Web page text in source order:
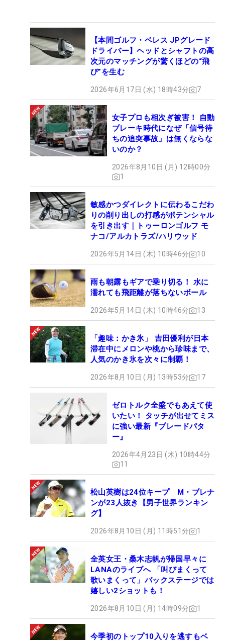
【本間ゴルフ・ベレス JPグレード
ドライバー】ヘッドとシャフトの高
次元のマッチングが驚くほどの“飛
び”を生む
2026年6月17日 (水) 18時43分 7
女子プロも相次ぎ被害！ 自動
ブレーキ時代になぜ「信号待
ちの追突事故」は無くならな
いのか？
2026年8月10日 (月) 12時00分
1
敏感かつダイレクトに伝わるこだわ
りの削り出しの打感がポテンシャル
を引き出す｜トゥーロンゴルフ モ
ナコ/アルカトラズ/ハリウッド
2026年5月14日 (木) 10時46分 10
雨も朝露もギアで乗り切る！ 水に
濡れても飛距離が落ちないボール
2026年5月14日 (木) 10時46分 13
「趣味：かき氷」 吉田優利が日本
滞在中にメロンや桃から珍味まで、
人気のかき氷を次々に制覇！
2026年8月10日 (月) 13時53分 17
ゼロトルク全盛でもあえて使
いたい！ タッチが出せてミス
に強い最新『ブレードパタ
ー』
2026年4月23日 (木) 10時44分
11
松山英樹は24位キープ M・ブレナ
ンが23人抜き【男子世界ランキン
グ】
2026年8月10日 (月) 11時51分 1
全英女王・桑木志帆が帰国早々に
LANAのライブへ 「叫びまくって
歌いまくって」バックステージでは
嬉しい2ショットも！
2026年8月10日 (月) 14時09分 1
今季初のトップ10入りを逃すもベ